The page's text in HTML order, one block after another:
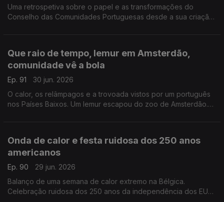
Uma retrospetiva sobre o papel e as transformações do
Conselho das Comunidades Portuguesas desde a sua criação
Que raio de tempo, lemur em Amsterdão,
comunidade vê a bola
Ep. 91
30 jun. 2026
O calor, os relâmpagos e a trovoada vistos por um português
nos Países Baixos. Um lemur escapou do zoo de Amsterdão.
Onda de calor e festa ruidosa dos 250 anos
americanos
Ep. 90
29 jun. 2026
Balanço de uma semana de calor extremo na Bélgica.
Celebração ruidosa dos 250 anos da independência dos EUA